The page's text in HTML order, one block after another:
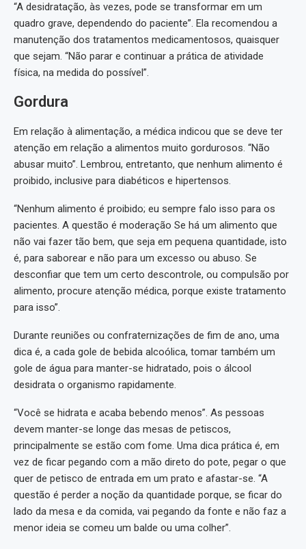
“A desidratação, às vezes, pode se transformar em um
quadro grave, dependendo do paciente”. Ela recomendou a
manutenção dos tratamentos medicamentosos, quaisquer
que sejam. “Não parar e continuar a prática de atividade
física, na medida do possível”.
Gordura
Em relação à alimentação, a médica indicou que se deve ter
atenção em relação a alimentos muito gordurosos. “Não
abusar muito”. Lembrou, entretanto, que nenhum alimento é
proibido, inclusive para diabéticos e hipertensos.
“Nenhum alimento é proibido; eu sempre falo isso para os
pacientes. A questão é moderação Se há um alimento que
não vai fazer tão bem, que seja em pequena quantidade, isto
é, para saborear e não para um excesso ou abuso. Se
desconfiar que tem um certo descontrole, ou compulsão por
alimento, procure atenção médica, porque existe tratamento
para isso”.
Durante reuniões ou confraternizações de fim de ano, uma
dica é, a cada gole de bebida alcoólica, tomar também um
gole de água para manter-se hidratado, pois o álcool
desidrata o organismo rapidamente.
“Você se hidrata e acaba bebendo menos”. As pessoas
devem manter-se longe das mesas de petiscos,
principalmente se estão com fome. Uma dica prática é, em
vez de ficar pegando com a mão direto do pote, pegar o que
quer de petisco de entrada em um prato e afastar-se. “A
questão é perder a noção da quantidade porque, se ficar do
lado da mesa e da comida, vai pegando da fonte e não faz a
menor ideia se comeu um balde ou uma colher”.